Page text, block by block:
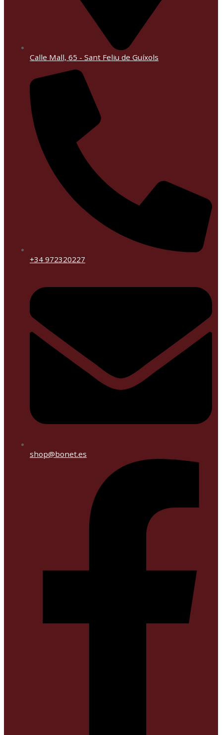
Calle Mall, 65 - Sant Feliu de Guíxols
+34 972320227
shop@bonet.es